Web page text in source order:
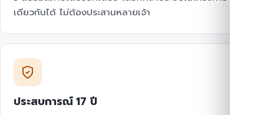
เดียวกันได้ ไม่ต้องประสานหลายเจ้า
ประสบการณ์ 17 ปี